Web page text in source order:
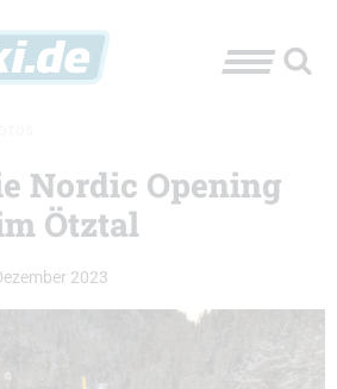
Nordic Opening
Ötztal
2023